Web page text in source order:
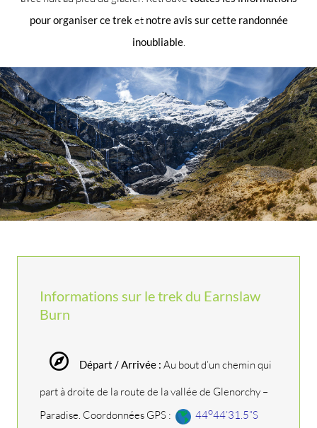
pour organiser ce treket notre avis sur cette randonnée
inoubliable.
Informations sur le trek du Earnslaw
Burn
Départ / Arrivée : Au bout d’un chemin qui
part à droite de la route de la vallée de Glenorchy –
Paradise. Coordonnées GPS :
44o44’31.5”S